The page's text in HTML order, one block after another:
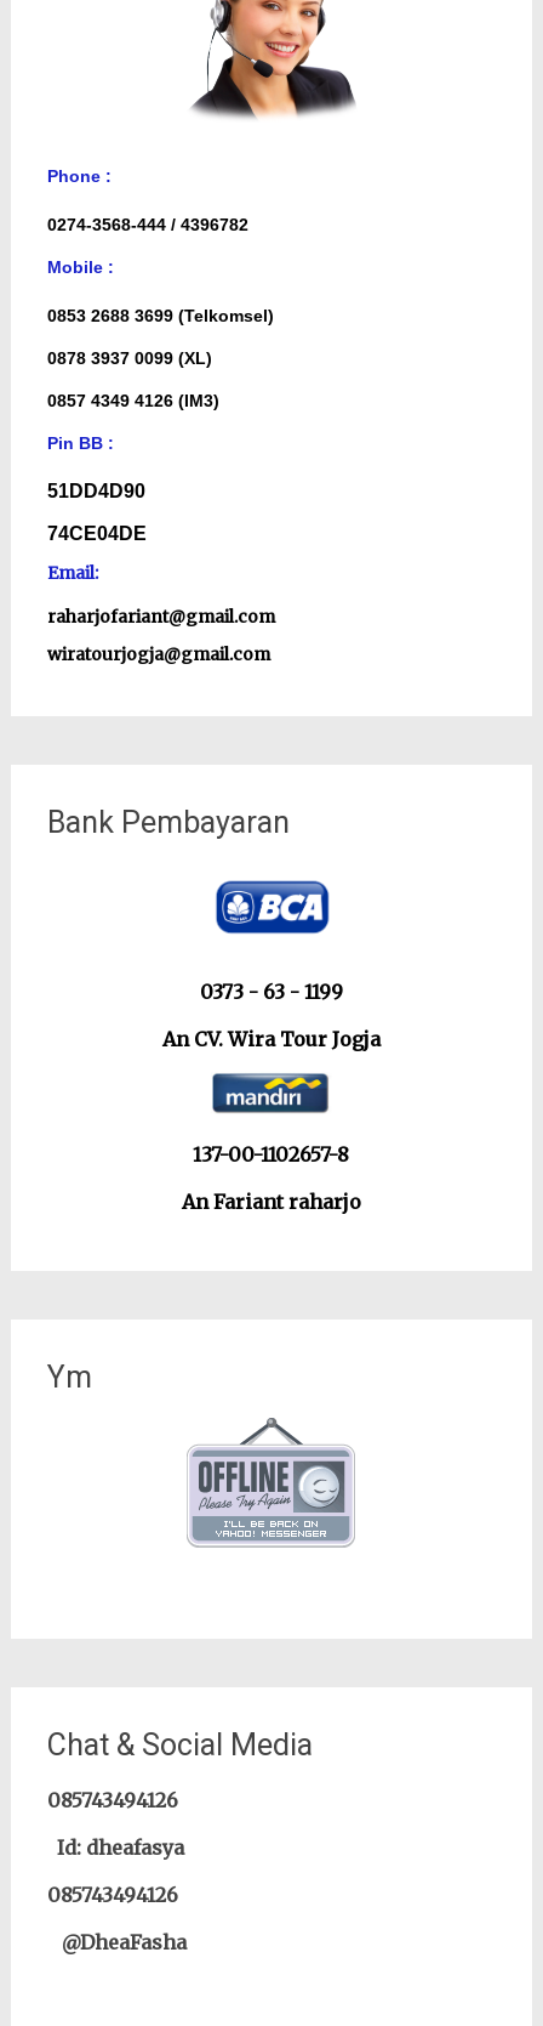
Phone :
0274-3568-444 / 4396782
Mobile :
0853 2688 3699 (Telkomsel)
0878 3937 0099 (XL)
0857 4349 4126 (IM3)
Pin BB :
51DD4D90
74CE04DE
Email:
raharjofariant@gmail.com
wiratourjogja@gmail.com
Bank Pembayaran
0373 - 63 - 1199
An CV. Wira Tour Jogja
137-00-1102657-8
An Fariant raharjo
Ym
Chat & Social Media
085743494126
Id: dheafasya
085743494126
@DheaFasha